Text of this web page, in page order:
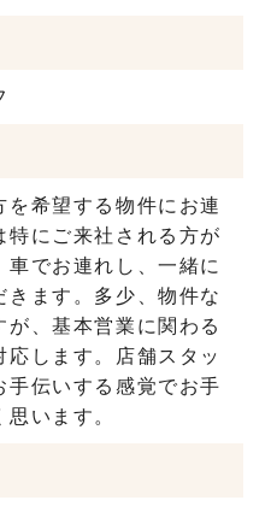
希望する物件にお連
特にご来社される方が
でお連れし、一緒に
ます。多少、物件な
、基本営業に関わる
します。店舗スタッ
手伝いする感覚でお手
います。